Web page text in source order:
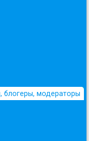
блогеры, модераторы